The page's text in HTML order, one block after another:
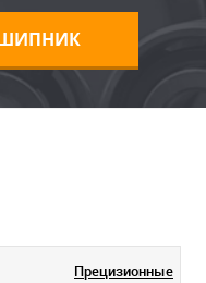
Прецизионные